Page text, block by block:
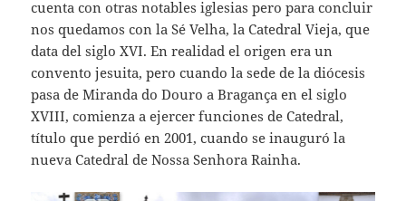
cuenta con otras notables iglesias pero para concluir
nos quedamos con la Sé Velha, la Catedral Vieja, que
data del siglo XVI. En realidad el origen era un
convento jesuita, pero cuando la sede de la diócesis
pasa de Miranda do Douro a Bragança en el siglo
XVIII, comienza a ejercer funciones de Catedral,
título que perdió en 2001, cuando se inauguró la
nueva Catedral de Nossa Senhora Rainha.